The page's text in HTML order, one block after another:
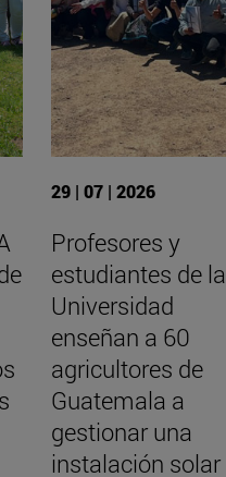
29 | 07 | 2026
Profesores y
estudiantes de la
Universidad
enseñan a 60
agricultores de
Guatemala a
gestionar una
instalación solar